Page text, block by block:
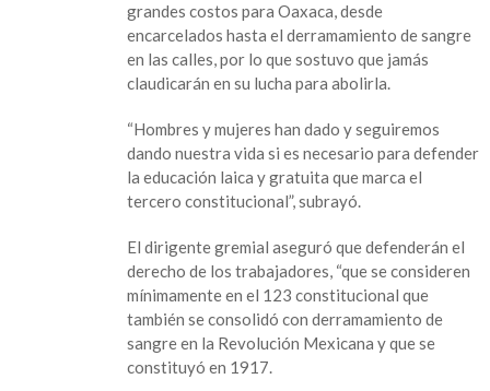
grandes costos para Oaxaca, desde
encarcelados hasta el derramamiento de sangre
en las calles, por lo que sostuvo que jamás
claudicarán en su lucha para abolirla.
“Hombres y mujeres han dado y seguiremos
dando nuestra vida si es necesario para defender
la educación laica y gratuita que marca el
tercero constitucional”, subrayó.
El dirigente gremial aseguró que defenderán el
derecho de los trabajadores, “que se consideren
mínimamente en el 123 constitucional que
también se consolidó con derramamiento de
sangre en la Revolución Mexicana y que se
constituyó en 1917.